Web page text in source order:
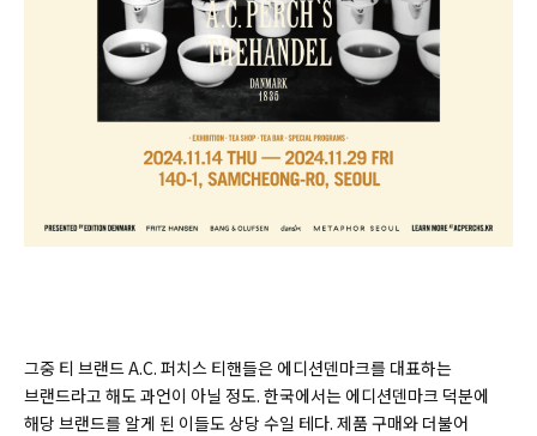
그중 티 브랜드 A.C. 퍼치스 티핸들은 에디션덴마크를 대표하는
브랜드라고 해도 과언이 아닐 정도. 한국에서는 에디션덴마크 덕분에
해당 브랜드를 알게 된 이들도 상당 수일 테다. 제품 구매와 더불어